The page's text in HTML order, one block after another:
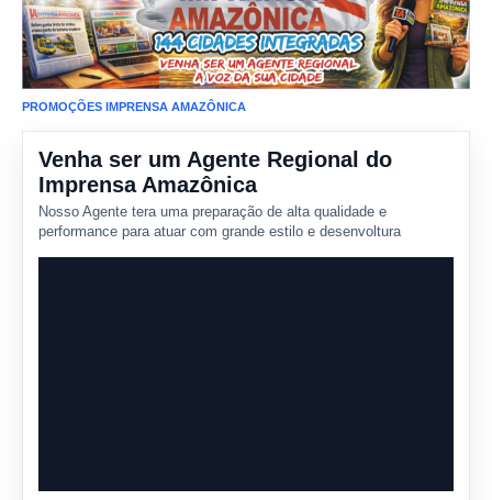
PROMOÇÕES IMPRENSA AMAZÔNICA
Venha ser um Agente Regional do
Imprensa Amazônica
Nosso Agente tera uma preparação de alta qualidade e
performance para atuar com grande estilo e desenvoltura